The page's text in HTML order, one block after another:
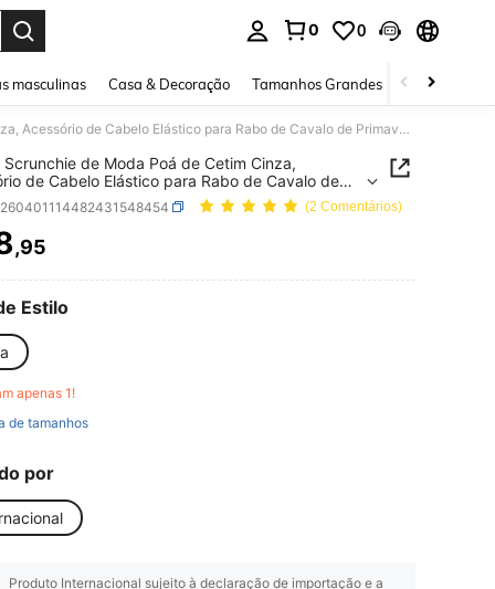
0 0
masculinas Casa & Decoração Tamanhos Grandes Joias e
1 Peça Scrunchie de Moda Poá de Cetim Cinza, Acessório de Cabelo Elástico para Rabo de Cavalo de Primavera/Verão, Adequado para Várias Ocasiões, Elásticos de Cabelo, Fitas de Borracha para Cabelo, Corda de Cabelo Elástica, Festival, Festa
Scrunchie de Moda Poá de Cetim Cinza,
de Cabelo Elástico para Rabo de Cavalo de
Verão, Adequado para Várias Ocasiões,
de Cabelo, Fitas de Borracha para Cabelo,
de Cabelo Elástica, Festival, Festa
(2 Comentários)
AND AVAILABILITY
,95
Estilo
apenas 1!
de tamanhos
por
Produto Internacional sujeito à declaração de importação e a